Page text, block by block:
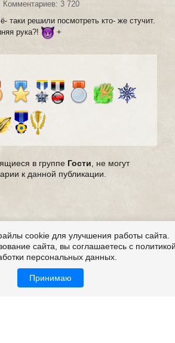
Комментариев: 3 720
таки решили посмотреть кто- же стучит.
рука?!
+
в группе Гости , не могут
к данной публикации.
cookie для улучшения работы сайта.
сайта, вы соглашаетесь с
персональных данных.
Принимаю